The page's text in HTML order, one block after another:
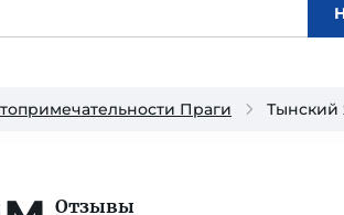
Праги Тынский
Отзывы